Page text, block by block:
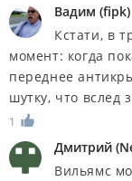
Вадим (fipk)
Кстати, в
момент: когда
переднее
шутку, что вслед
1
Дмитрий (
Вильямс